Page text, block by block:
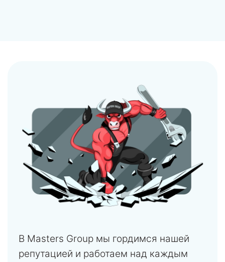
В Masters Group мы гордимся нашей
репутацией и работаем над каждым